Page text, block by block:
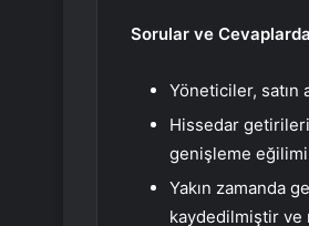
Sorular ve
Yöneticiler, satın
Hissedar
genişleme
Yakın zamanda
kaydedilmiştir ve